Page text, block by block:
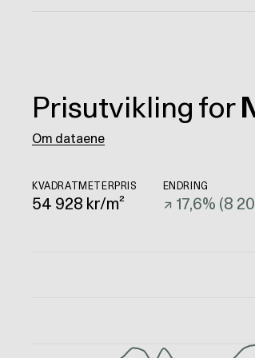
Prisutvikling for
Om dataene
KVADRATMETERPRIS
54 928 kr/m²
ENDRING
↗ 17,6% (8